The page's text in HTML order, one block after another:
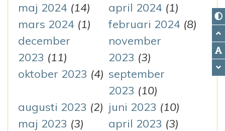
maj 2024 (14) april 2024 (1)
mars 2024 (1) februari 2024 (8)
december
2023 (11)
november
2023 (3)
oktober 2023 (4) september
2023 (10)
augusti 2023 (2) juni 2023 (10)
maj 2023 (3) april 2023 (3)